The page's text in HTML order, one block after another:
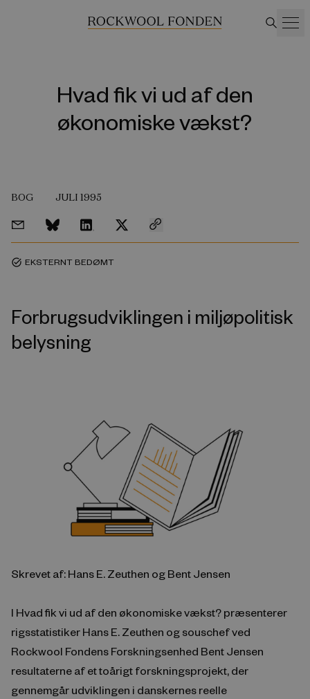
Hvad fik vi ud af den
økonomiske vækst?
BOG JULI 1995
task_alt EKSTERNT BEDØMT
Forbrugsudviklingen i miljøpolitisk
belysning
Skrevet af: Hans E. Zeuthen og Bent Jensen
I Hvad fik vi ud af den økonomiske vækst? præsenterer
rigsstatistiker Hans E. Zeuthen og souschef ved
Rockwool Fondens Forskningsenhed Bent Jensen
resultaterne af et toårigt forskningsprojekt, der
gennemgår udviklingen i danskernes reelle